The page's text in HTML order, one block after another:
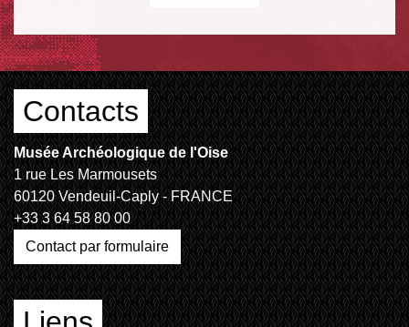
Contacts
Musée Archéologique de l'Oise
1 rue Les Marmousets
60120 Vendeuil-Caply - FRANCE
+33 3 64 58 80 00
Contact par formulaire